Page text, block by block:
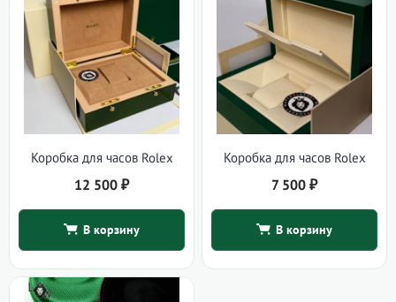
Коробка для часов Rolex
12 500 ₽
В корзину
Коробка для часов Rolex
7 500 ₽
В корзину